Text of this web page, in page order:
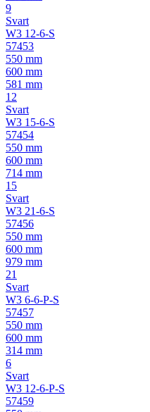
9
Svart
W3 12-6-S
57453
550 mm
600 mm
581 mm
12
Svart
W3 15-6-S
57454
550 mm
600 mm
714 mm
15
Svart
W3 21-6-S
57456
550 mm
600 mm
979 mm
21
Svart
W3 6-6-P-S
57457
550 mm
600 mm
314 mm
6
Svart
W3 12-6-P-S
57459